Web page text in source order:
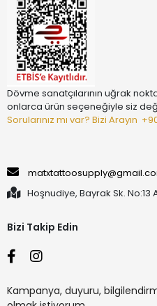
Dövme sanatçılarının uğrak
onlarca ürün seçeneğiyle siz
Sorularınız mı var? Bizi Arayın
Hoşnudiye, Bayrak Sk. No:13
Bizi Takip Edin
Kampanya, duyuru,